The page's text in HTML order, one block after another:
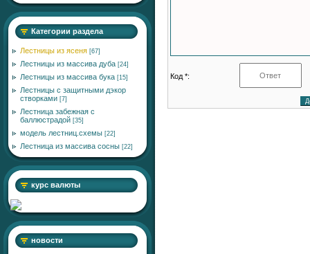
Категории раздела
Лестницы из ясеня [67]
Лестницы из массива дуба [24]
Лестницы из массива бука [15]
Лестницы с защитными дэкор
створками [7]
Лестница забежная с
баллюстрадой [35]
модель лестниц.схемы [22]
Лестница из массива сосны [22]
курс валюты
новости
Код *: